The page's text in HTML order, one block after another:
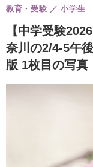
【中学受験
奈川の2/4-5午
版 1枚目の写真
教育・受験 小学生